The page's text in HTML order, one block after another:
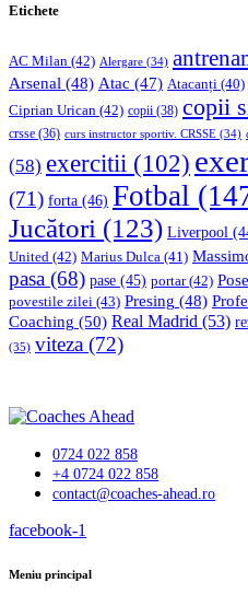
Etichete
AC Milan (42) Alergare (34)
Arsenal (48) Atac (47) Atacanți (40)
Ciprian Urican (42) copii (38) copii
crsse (36) curs instructor sportiv. CRSSE (34)
(58) exercitii (102)
(71) forta (46) Fotbal
Jucători (123) Liverpool
United (42) Marius Dulca (41)
pasa (68) pase (45) portar(42)
povestile zilei (43) Presing (48)
Coaching (50) Real Madrid (53)
(35) viteza (72)
0724 022 858
+4 0724 022 858
contact@coaches-ahead.ro
facebook-1
Meniu principal